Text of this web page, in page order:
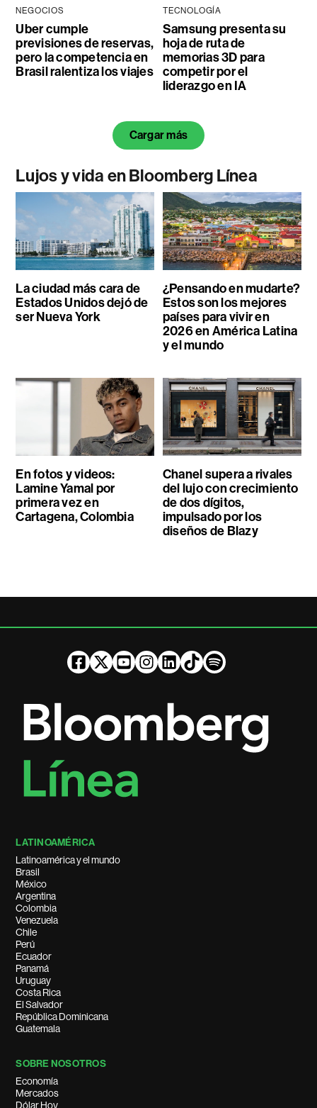
NEGOCIOS
Uber cumple
previsiones de reservas,
pero la competencia en
Brasil ralentiza los viajes
TECNOLOGÍA
Samsung presenta su
hoja de ruta de
memorias 3D para
competir por el
liderazgo en IA
Cargar más
Lujos y vida en Bloomberg Línea
La ciudad más cara de
Estados Unidos dejó de
ser Nueva York
¿Pensando en mudarte?
Estos son los mejores
países para vivir en
2026 en América Latina
y el mundo
En fotos y videos:
Lamine Yamal por
primera vez en
Cartagena, Colombia
Chanel supera a rivales
del lujo con crecimiento
de dos dígitos,
impulsado por los
diseños de Blazy
LATINOAMÉRICA
Latinoamérica y el mundo
Brasil
México
Argentina
Colombia
Venezuela
Chile
Perú
Ecuador
Panamá
Uruguay
Costa Rica
El Salvador
República Dominicana
Guatemala
SOBRE NOSOTROS
Economía
Mercados
Dólar Hoy